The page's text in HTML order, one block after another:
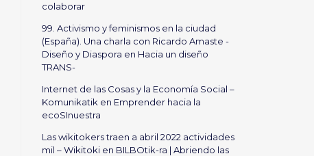
colaborar
99. Activismo y feminismos en la ciudad
(España). Una charla con Ricardo Amaste -
Diseño y Diaspora en Hacia un diseño
TRANS-
Internet de las Cosas y la Economía Social –
Komunikatik en Emprender hacia la
ecoSInuestra
Las wikitokers traen a abril 2022 actividades
mil – Wikitokien BILBOtik-ra | Abriendo las